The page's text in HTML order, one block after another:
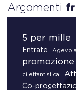
Argomenti
5 per mille
Entrate
promozione
dilettantistica
Co-